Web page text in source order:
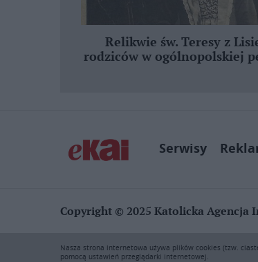
Relikwie św. Teresy z
rodziców w ogólnopolskiej
Serwisy
Copyright © 2025 Katolicka Agencja
rozpowszechnianie zawartości niniejszego
Nasza strona internetowa używa plików cookies (tzw.
pomocą ustawień przeglądarki internetowej.